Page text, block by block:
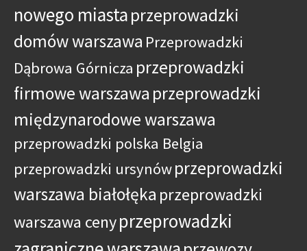
nowego miastaprzeprowadzki
domów warszawa Przeprowadzki
Dąbrowa Górnicza przeprowadzki
firmowe warszawa przeprowadzki
międzynarodowe warszawa
przeprowadzki polska Belgia
przeprowadzki ursynówprzeprowadzki
warszawa białołęka przeprowadzki
warszawa cenyprzeprowadzki